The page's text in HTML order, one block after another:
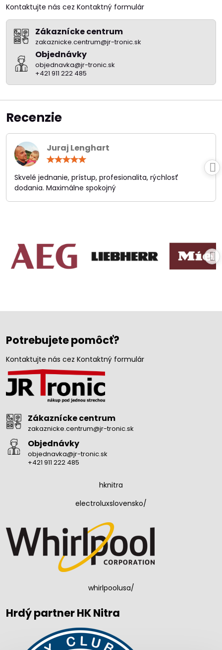
Kontaktujte nás cez Kontaktný formulár
Zákaznícke centrum
zakaznicke.centrum@jr-tronic.sk
Objednávky
objednavka@jr-tronic.sk
+421 911 222 485
Recenzie
Juraj Lenghart
/
5
Skvelé jednanie, prístup, profesionalita, rýchlosť
dodania. Maximálne spokojný
Potrebujete pomôcť?
Kontaktujte nás cez Kontaktný formulár
Zákaznícke centrum
zakaznicke.centrum@jr-tronic.sk
Objednávky
objednavka@jr-tronic.sk
+421 911 222 485
hknitra
electroluxslovensko/
whirlpoolusa/
Hrdý partner HK Nitra